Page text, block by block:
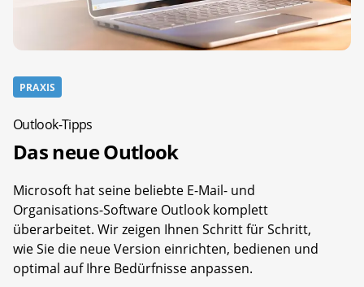
PRAXIS
Outlook-Tipps
Das neue Outlook
Microsoft hat seine beliebte E-Mail- und
Organisations-Software Outlook komplett
überarbeitet. Wir zeigen Ihnen Schritt für Schritt,
wie Sie die neue Version einrichten, bedienen und
optimal auf Ihre Bedürfnisse anpassen.